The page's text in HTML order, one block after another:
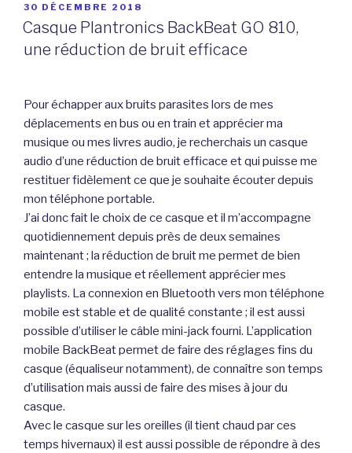
PUBLIÉ
LE
30 DÉCEMBRE 2018
Casque Plantronics BackBeat GO 810,
une réduction de bruit efficace
Pour échapper aux bruits parasites lors de mes
déplacements en bus ou en train et apprécier ma
musique ou mes livres audio, je recherchais un casque
audio d’une réduction de bruit efficace et qui puisse me
restituer fidèlement ce que je souhaite écouter depuis
mon téléphone portable.
J’ai donc fait le choix de ce casque et il m’accompagne
quotidiennement depuis près de deux semaines
maintenant ; la réduction de bruit me permet de bien
entendre la musique et réellement apprécier mes
playlists. La connexion en Bluetooth vers mon téléphone
mobile est stable et de qualité constante ; il est aussi
possible d’utiliser le câble mini-jack fourni. L’application
mobile BackBeat permet de faire des réglages fins du
casque (équaliseur notamment), de connaître son temps
d’utilisation mais aussi de faire des mises à jour du
casque.
Avec le casque sur les oreilles (il tient chaud par ces
temps hivernaux) il est aussi possible de répondre à des